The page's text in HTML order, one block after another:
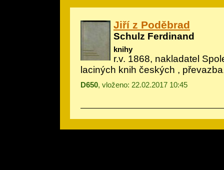
Jiří z Poděbrad
Schulz Ferdinand
knihy
r.v. 1868, nakladatel
laciných knih českých ,
D650, vloženo: 22.02.2017 10:45